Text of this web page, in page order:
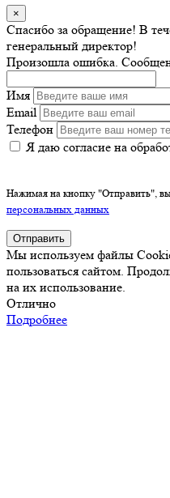
×
Спасибо за обращение! В
генеральный директор!
Произошла ошибка.
Имя
Email
Телефон
Я даю согласие на
Нажимая на кнопку "Отправить",
персональных данных
Отправить
Мы используем файлы
пользоваться сайтом.
на их использование.
Отлично
Подробнее